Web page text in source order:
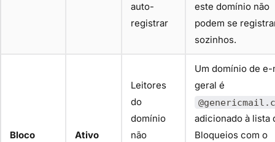
auto-
registrar
este domínio não
podem se
sozinhos.
Bloco Ativo
Leitores
do
domínio
não
Um domínio de e-
geral é
adicionado à lista
Bloqueios com o